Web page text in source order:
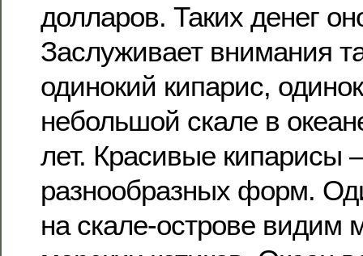
долларов. Таких денег
Заслуживает внимания
одинокий кипарис,
небольшой скале в
лет. Красивые кипарисы
разнообразных форм.
на скале-острове видим